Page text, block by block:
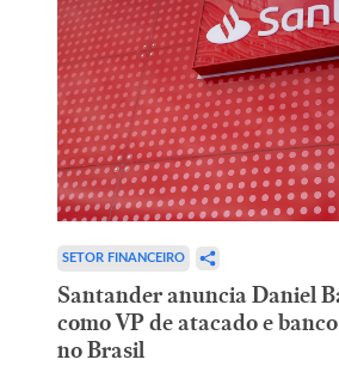
SETOR FINANCEIRO
Santander anuncia Daniel
como VP de atacado e
no Brasil